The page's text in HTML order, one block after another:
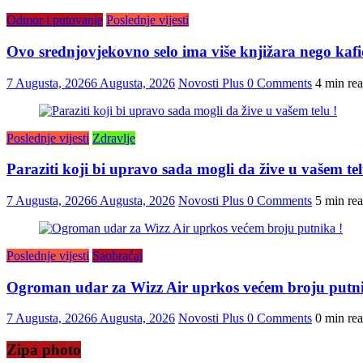
Odmor i putovanje Poslednje vijesti
Ovo srednjovjekovno selo ima više knjižara nego
7 Augusta, 20266 Augusta, 2026 Novosti Plus 0 Comments 4 min
Poslednje vijesti Zdravlje
Paraziti koji bi upravo sada mogli da žive u vašem
7 Augusta, 20266 Augusta, 2026 Novosti Plus 0 Comments 5 min
Poslednje vijesti Saobraćaj
Ogroman udar za Wizz Air uprkos većem broju
7 Augusta, 20266 Augusta, 2026 Novosti Plus 0 Comments 0 min
Zipa photo